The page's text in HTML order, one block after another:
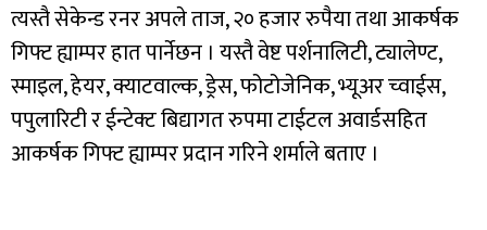
त्यस्तै सेकेन्ड रनर अपले ताज, २० हजार रुपैया तथा आकर्षक
गिफ्ट ह्याम्पर हात पार्नेछन । यस्तै वेष्ट पर्शनालिटी, ट्यालेण्ट,
स्माइल, हेयर, क्याटवाल्क, ड्रेस, फोटोजेनिक, भ्यूअर च्वाईस,
पपुलारिटी र ईन्टेक्ट बिद्यागत रुपमा टाईटल अवार्डसहित
आकर्षक गिफ्ट ह्याम्पर प्रदान गरिने शर्माले बताए ।